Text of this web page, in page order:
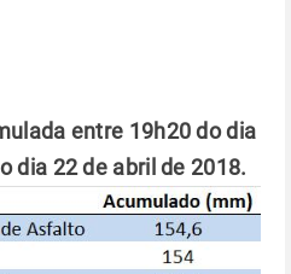
entre 19h20 do dia
dia 22 de abril de 2018.